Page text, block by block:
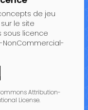
de jeu
le site
sous licence
NonCommercial-
Attribution-
License.